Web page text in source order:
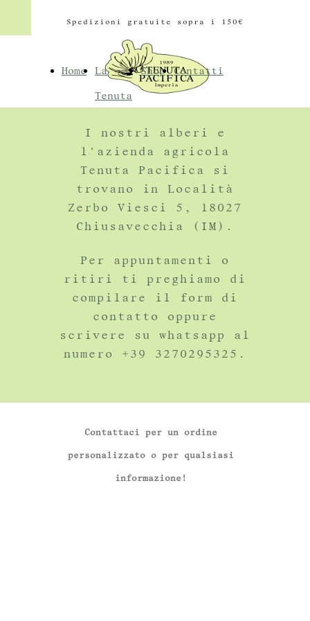
Spedizioni gratuite sopra i 150€
Home
La
Tenuta
Shop Contatti
I nostri alberi e
l'azienda agricola
Tenuta Pacifica si
trovano in Località
Zerbo Viesci 5, 18027
Chiusavecchia (IM).
Per appuntamenti o
ritiri ti preghiamo di
compilare il form di
contatto oppure
scrivere su whatsapp al
numero +39 3270295325.
Contattaci per un ordine
personalizzato o per qualsiasi
informazione!